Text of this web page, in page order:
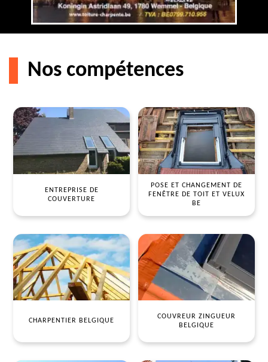
Nos compétences
ENTREPRISE DE
COUVERTURE
POSE ET CHANGEMENT DE
FENÊTRE DE TOIT ET VELUX
BE
CHARPENTIER BELGIQUE
COUVREUR ZINGUEUR
BELGIQUE